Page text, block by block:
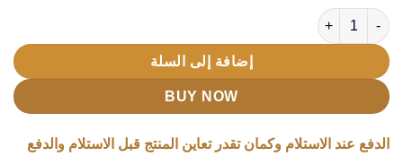
كمية • قلم اللحام الكهربائي
إضافة إلى السلة
BUY NOW
الدفع عند الاستلام وكمان تقدر تعاين المنتج قبل الاستلام والدفع